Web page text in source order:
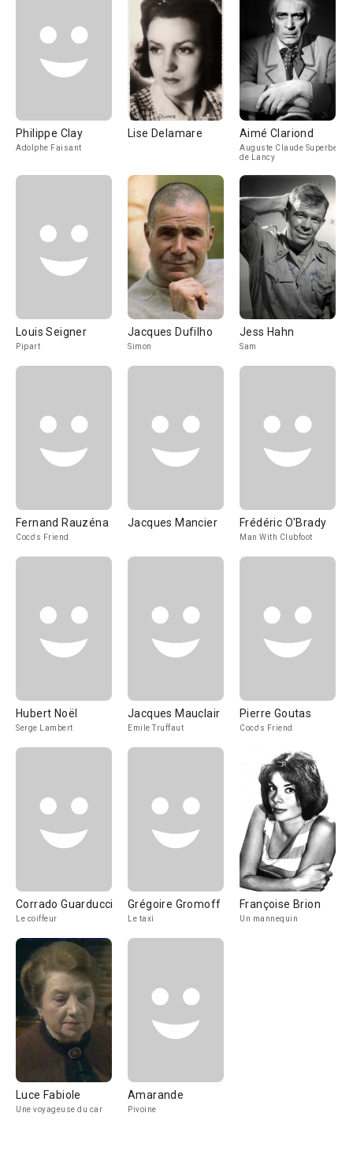
Philippe Clay
Adolphe Faisant
Lise Delamare Aimé Clariond
Auguste Claude Superbe
de Lancy
Louis Seigner
Pipart
Jacques Dufilho
Simon
Jess Hahn
Sam
Fernand Rauzéna
Coco's Friend
Jacques Mancier Frédéric O'Brady
Man With Clubfoot
Hubert Noël
Serge Lambert
Jacques Mauclair
Emile Truffaut
Pierre Goutas
Coco's Friend
Corrado Guarducci
Le coiffeur
Grégoire Gromoff
Le taxi
Françoise Brion
Un mannequin
Luce Fabiole
Une voyageuse du car
Amarande
Pivoine